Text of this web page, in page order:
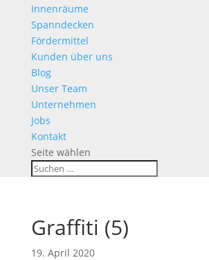
Innenräume
Spanndecken
Fördermittel
Kunden über uns
Blog
Unser Team
Unternehmen
Jobs
Kontakt
Seite wählen
Graffiti (5)
19. April 2020